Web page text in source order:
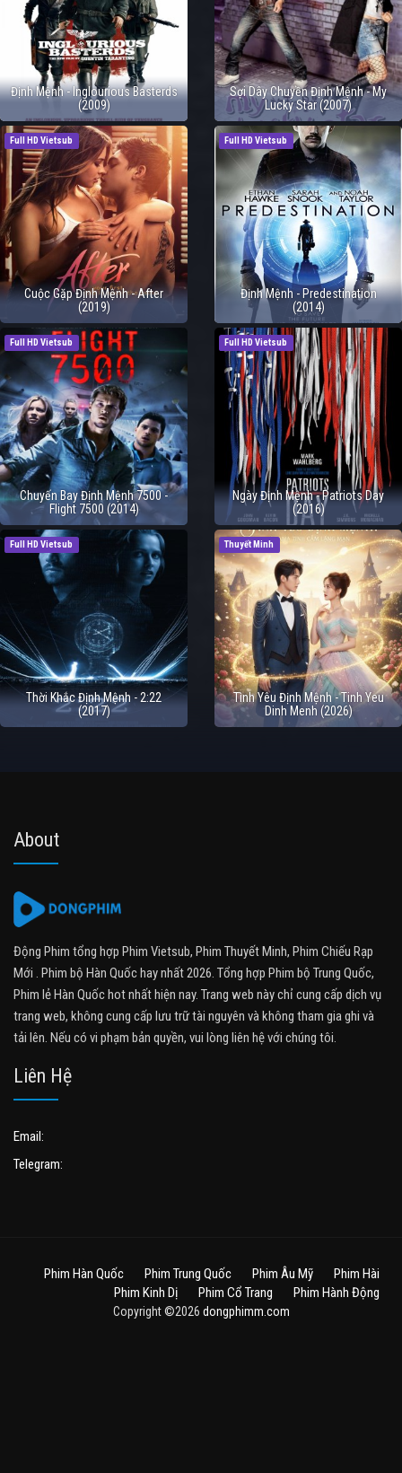
Định Mệnh - Inglourious Basterds
(2009)
Sợi Dây Chuyền Định Mệnh - My
Lucky Star (2007)
Full HD Vietsub
Cuộc Gặp Định Mệnh - After
(2019)
Full HD Vietsub
Định Mệnh - Predestination
(2014)
Full HD Vietsub
Chuyến Bay Định Mệnh 7500 -
Flight 7500 (2014)
Full HD Vietsub
Ngày Định Mệnh - Patriots Day
(2016)
Full HD Vietsub
Thời Khắc Định Mệnh - 2:22
(2017)
Thuyết Minh
Tình Yêu Định Mệnh - Tinh Yeu
Dinh Menh (2026)
About
Động Phim tổng hợp Phim Vietsub, Phim Thuyết Minh, Phim Chiếu Rạp
Mới . Phim bộ Hàn Quốc hay nhất 2026. Tổng hợp Phim bộ Trung Quốc,
Phim lẻ Hàn Quốc hot nhất hiện nay. Trang web này chỉ cung cấp dịch vụ
trang web, không cung cấp lưu trữ tài nguyên và không tham gia ghi và
tải lên. Nếu có vi phạm bản quyền, vui lòng liên hệ với chúng tôi.
Liên Hệ
Email:
Telegram:
Phim Hàn Quốc Phim Trung Quốc Phim Âu Mỹ
Phim Hài
Phim Kinh Dị
Phim Cổ Trang Phim Hành Động
Copyright ©2026 dongphimm.com